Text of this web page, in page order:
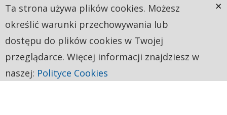
Ta strona używa plików cookies. Możesz
określić warunki przechowywania lub
dostępu do plików cookies w Twojej
przeglądarce. Więcej informacji znajdziesz w
naszej: Polityce Cookies
×